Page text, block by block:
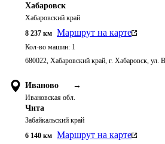
Хабаровск
Хабаровский край
8 237 км Маршрут на карте
Кол-во машин: 1
680022, Хабаровский край, г. Хабаровск, ул.
Иваново →
Ивановская обл.
Чита
Забайкальский край
6 140 км Маршрут на карте